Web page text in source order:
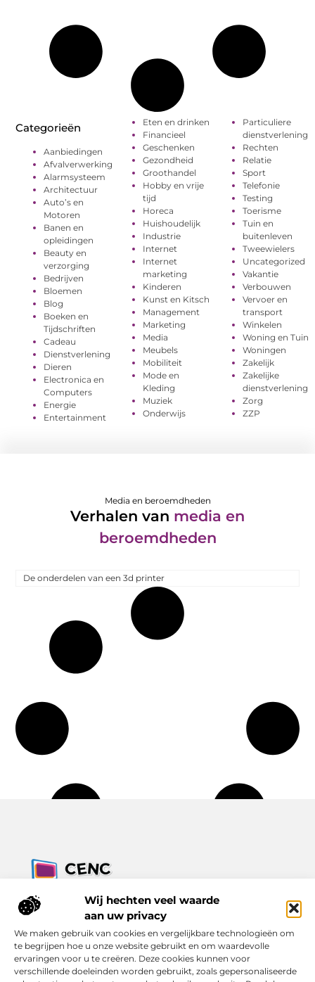
Wij hechten veel waarde
aan uw privacy
We maken gebruik van cookies en vergelijkbare technologieën om
te begrijpen hoe u onze website gebruikt en om waardevolle
ervaringen voor u te creëren. Deze cookies kunnen voor
verschillende doeleinden worden gebruikt, zoals gepersonaliseerde
Categorieën
Aanbiedingen
Afvalverwerking
Alarmsysteem
Architectuur
Auto’s en
Motoren
Banen en
opleidingen
Beauty en
verzorging
Bedrijven
Bloemen
Blog
Boeken en
Tijdschriften
Cadeau
Dienstverlening
Dieren
Electronica en
Computers
Energie
Entertainment
Eten en drinken
Financieel
Geschenken
Gezondheid
Groothandel
Hobby en vrije
tijd
Horeca
Huishoudelijk
Industrie
Internet
Internet
marketing
Kinderen
Kunst en Kitsch
Management
Marketing
Media
Meubels
Mobiliteit
Mode en
Kleding
Muziek
Onderwijs
Particuliere
dienstverlening
Rechten
Relatie
Sport
Telefonie
Testing
Toerisme
Tuin en
buitenleven
Tweewielers
Uncategorized
Vakantie
Verbouwen
Vervoer en
transport
Winkelen
Woning en Tuin
Woningen
Zakelijk
Zakelijke
dienstverlening
Zorg
ZZP
Media en beroemdheden
Verhalen van media en
beroemdheden
De onderdelen van een 3d printer
Jouw bron voor inzichten, tips en nieuws uit de digitale
Ontdek alles wat je moet weten over het dagelijks leven, met
een focus op praktische adviezen en actuele trends.
Bericht categorie